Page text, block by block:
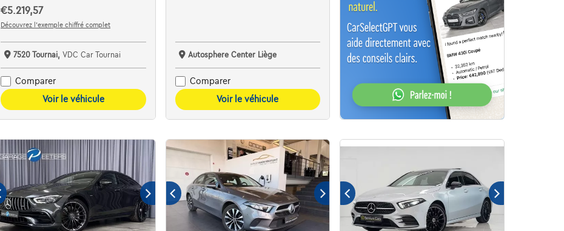
€5.219,57
Découvrez l’exemple chiffré complet
7520 Tournai,VDC Car Tournai
Comparer
Voir le véhicule
Autosphere Center Liège
Comparer
Voir le véhicule